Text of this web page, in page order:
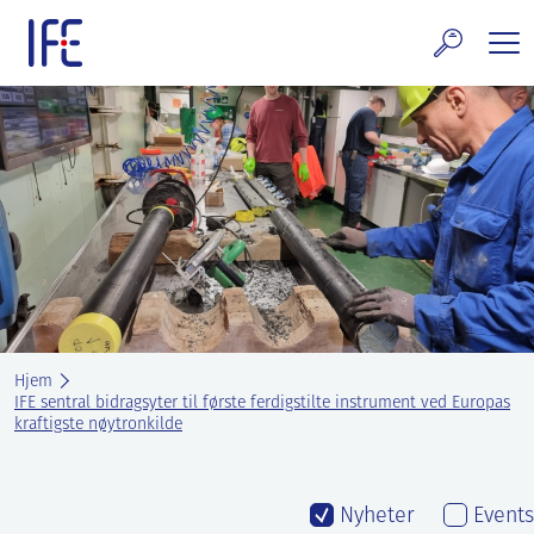
content
og tjenester
teknologi & eiendom
atomanlegg
Norske thoriumnettverket
Hjem
IFE sentral bidragsyter til første ferdigstilte instrument ved Europas
kraftigste nøytronkilde
Nyheter Events